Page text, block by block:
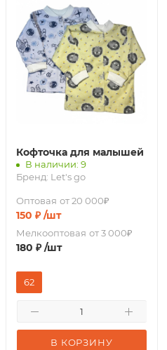
Кофточка для малышей
В наличии: 9
Бренд: Let's go
Оптовая от 20 000₽
150 ₽ /шт
Мелкооптовая от 3 000₽
180 ₽ /шт
В КОРЗИНУ
62